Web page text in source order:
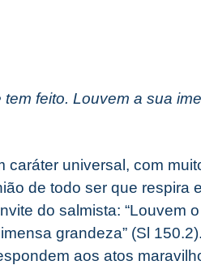
feito. Louvem a sua
caráter universal, com
de todo ser que respira
do salmista: “Louvem
grandeza” (Sl
aos atos